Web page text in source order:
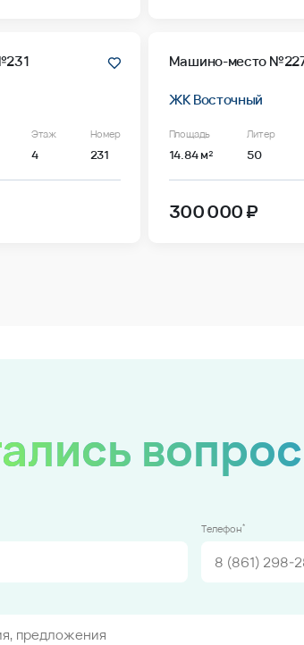
Этаж
4
Номер
231
Машино-место
ЖК Восточный
Площадь
14.84 м²
Литер
50
300 000 ₽
Телефон*